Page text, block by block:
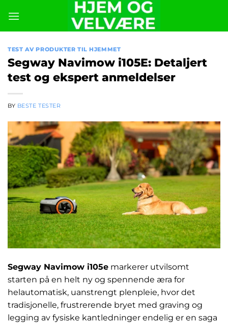
content
TEST AV PRODUKTER TIL HJEMMET
Segway Navimow i105E: Detaljert
test og ekspert anmeldelser
BY BESTE TESTER
Segway Navimow i105e markerer utvilsomt
starten på en helt ny og spennende æra for
helautomatisk, uanstrengt plenpleie, hvor det
tradisjonelle, frustrerende bryet med graving og
legging av fysiske kantledninger endelig er en saga